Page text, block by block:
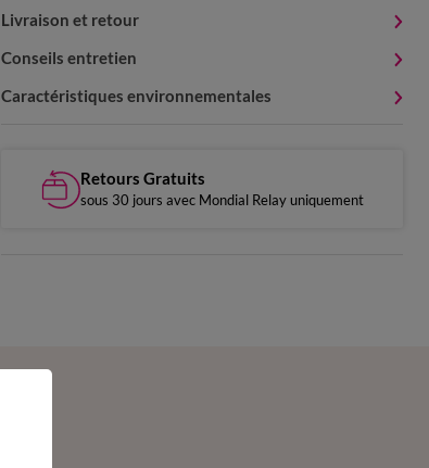
Livraison et retour
Conseils entretien
Caractéristiques environnementales
Retours Gratuits
sous 30 jours avec Mondial Relay uniquement